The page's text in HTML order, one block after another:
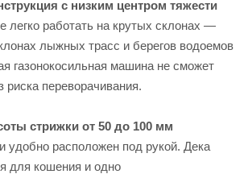
с низким центром тяжести
легко работать на крутых склонах —
лыжных трасс и берегов водоемов
газонокосильная машина не сможет
риска переворачивания.
стрижки от 50 до 100 мм
удобно расположен под рукой. Дека
для кошения и одно